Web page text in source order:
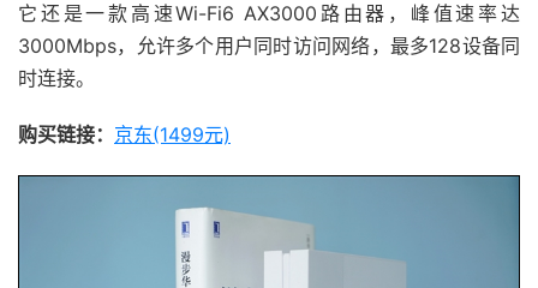
它还是一款高速Wi-Fi6 AX3000路由器，峰值速率达
3000Mbps，允许多个用户同时访问网络，最多128设备同
时连接。
购买链接： 京东(1499元)